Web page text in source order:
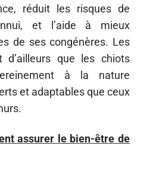
réduit les risques de
et l’aide à mieux
de ses congénères. Les
d’ailleurs que les chiots
à la nature
et adaptables que ceux
assurer le bien-être de